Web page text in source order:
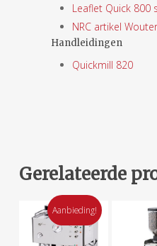
Leaflet Quick 800
NRC artikel
Handleidingen
Quickmill 820
Gerelateerde
Aanbieding!